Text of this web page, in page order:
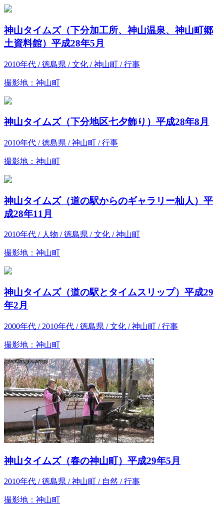
神山タイムズ（下分加工所、神山温泉、神山町郷
土資料館）平成28年5月
2010年代 / 徳島県 / 文化 / 神山町 / 行事
撮影地：神山町
神山タイムズ（下分地区七夕飾り）平成28年8月
2010年代 / 徳島県 / 神山町 / 行事
撮影地：神山町
神山タイムズ（道の駅からのギャラリー杣人）平
成28年11月
2010年代 / 人物 / 徳島県 / 文化 / 神山町
撮影地：神山町
神山タイムズ（道の駅とタイムスリップ）平成29
年2月
2000年代 / 2010年代 / 徳島県 / 文化 / 神山町 / 行事
撮影地：神山町
神山タイムズ（春の神山町）平成29年5月
2010年代 / 徳島県 / 神山町 / 自然 / 行事
撮影地：神山町